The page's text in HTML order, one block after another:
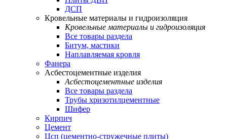
ДСП
Кровельные материалы и гидроизоляция
Кровельные материалы и гидроизоляция
Все товары раздела
Битум, мастики
Наплавляемая кровля
Фанера
Асбестоцементные изделия
Асбестоцементные изделия
Все товары раздела
Трубы хризотилцементные
Шифер
Кирпич
Цемент
Цсп (цементно-стружечные плиты)